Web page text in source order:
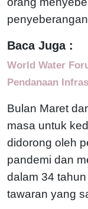
Baca Juga :
World Water
Pendanaan
Bulan Maret
masa untuk
didorong oleh
pandemi dan
dalam 34
tawaran yang